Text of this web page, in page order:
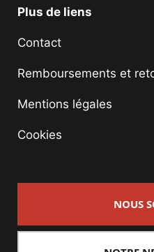
Plus de liens
Contact
Remboursements et
Mentions légales
Cookies
NOUS